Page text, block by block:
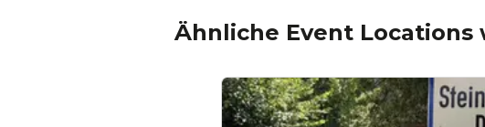
Ähnliche Event Locations